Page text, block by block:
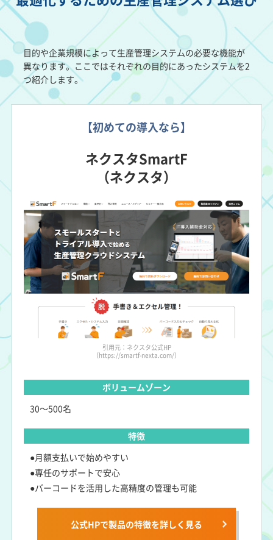
目的や企業規模によって生産管理システムの必要な機能が
異なります。ここではそれぞれの目的にあったシステムを2
つ紹介します。
【初めての導入なら】
ネクスタSmartF
（ネクスタ）
引用元：ネクスタ公式HP
（https://smartf-nexta.com/）
ボリュームゾーン
30～500名
特徴
●月額支払いで始めやすい
●専任のサポートで安心
●バーコードを活用した高精度の管理も可能
公式HPで製品の特徴を詳しく見る